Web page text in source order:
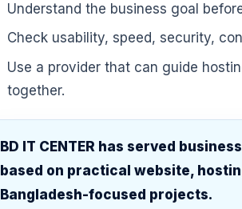
Understand the business goal
Check usability, speed, security,
Use a provider that can guide
together.
BD IT CENTER has served
based on practical website,
Bangladesh-focused projects.